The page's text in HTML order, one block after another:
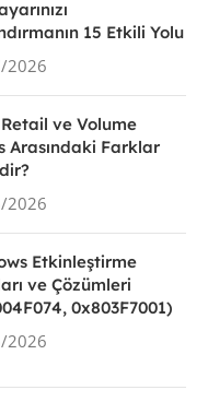
15 Etkili Yolu
2026
Retail ve Volume
Arasındaki Farklar
2026
Etkinleştirme
ve Çözümleri
0x803F7001)
2026